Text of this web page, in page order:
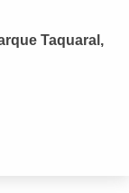
Taquaral,